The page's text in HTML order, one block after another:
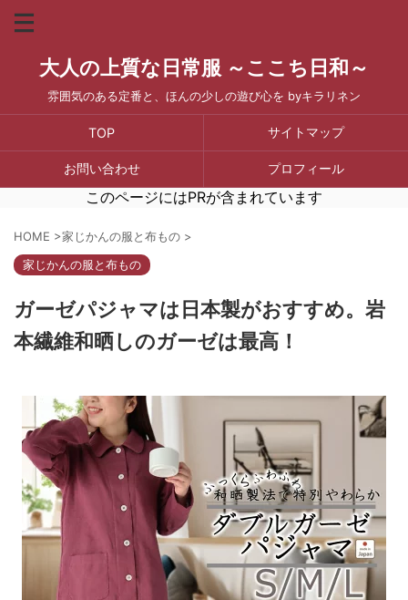
大人の上質な日常服 ～ここち日和～
雰囲気のある定番と、ほんの少しの遊び心を byキラリネン
TOP サイトマップ
お問い合わせ プロフィール
このページにはPRが含まれています
HOME >家じかんの服と布もの >
家じかんの服と布もの
ガーゼパジャマは日本製がおすすめ。岩
本繊維和晒しのガーゼは最高！